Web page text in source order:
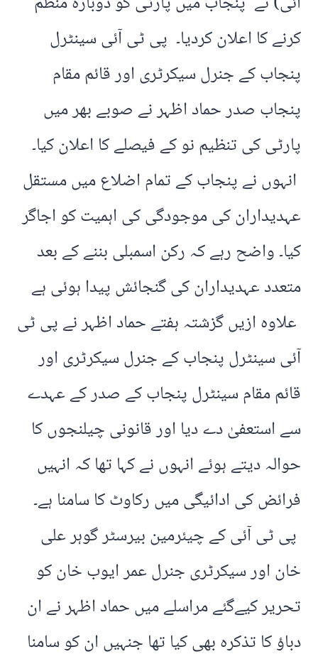
کرنے کا اعلان کردیا۔ پی ٹی آئی سینٹرل
پنجاب کے جنرل سیکرٹری اور قائم مقام
پنجاب صدر حماد اظہر نے صوبے بھر میں
پارٹی کی تنظیم نو کے فیصلے کا اعلان کیا۔
انہوں نے پنجاب کے تمام اضلاع میں مستقل
عہدیداران کی موجودگی کی اہمیت کو اجاگر
کیا۔ واضح رہے کہ رکن اسمبلی بننے کے بعد
متعدد عہدیداران کی گنجائش پیدا ہوئی ہے
علاوہ ازیں گزشتہ ہفتے حماد اظہر نے پی ٹی
آئی سینٹرل پنجاب کے جنرل سیکرٹری اور
قائم مقام سینٹرل پنجاب کے صدر کے عہدے
سے استعفیٰ دے دیا اور قانونی چیلنجوں کا
حوالہ دیتے ہوئے انہوں نے کہا تھا کہ انہیں
فرائض کی ادائیگی میں رکاوٹ کا سامنا ہے۔
پی ٹی آئی کے چیئرمین بیرسٹر گوہر علی
خان اور سیکرٹری جنرل عمر ایوب خان کو
تحریر کیےگئے مراسلے میں حماد اظہر نے ان
دباؤ کا تذکرہ بھی کیا تھا جنہیں ان کو سامنا